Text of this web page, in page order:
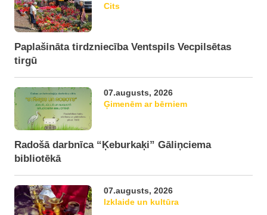
Cits
Paplašināta tirdzniecība Ventspils Vecpilsētas
tirgū
07.augusts, 2026
Ģimenēm ar bērniem
Radošā darbnīca “Ķeburkaķi” Gāliņciema
bibliotēkā
07.augusts, 2026
Izklaide un kultūra